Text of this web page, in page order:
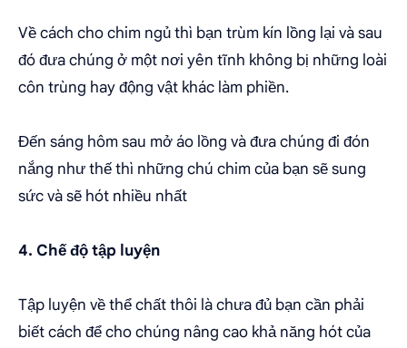
Về cách cho chim ngủ thì bạn trùm kín lồng lại và sau
đó đưa chúng ở một nơi yên tĩnh không bị những loài
côn trùng hay động vật khác làm phiền.
Đến sáng hôm sau mở áo lồng và đưa chúng đi đón
nắng như thế thì những chú chim của bạn sẽ sung
sức và sẽ hót nhiều nhất
4. Chế độ tập luyện
Tập luyện về thể chất thôi là chưa đủ bạn cần phải
biết cách để cho chúng nâng cao khả năng hót của